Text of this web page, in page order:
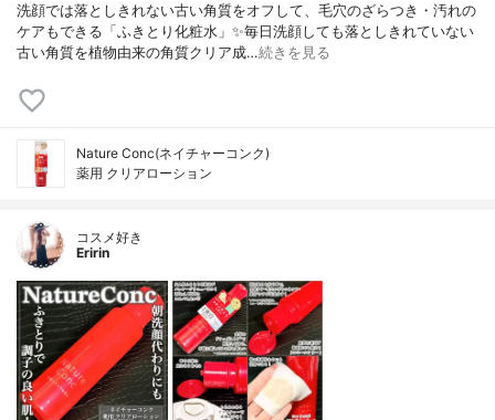
洗顔では落としきれない古い角質をオフして、毛穴のざらつき・汚れの
ケアもできる「ふきとり化粧水」✨毎日洗顔しても落としきれていない
古い角質を植物由来の角質クリア成…続きを見る
Nature Conc(ネイチャーコンク)
薬用 クリアローション
コスメ好き
Eririn